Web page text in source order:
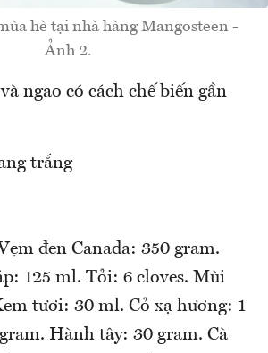
hè tại nhà hàng Mangosteen -
Ảnh 2.
ngao có cách chế biến gần
trắng
đen Canada: 350 gram.
125 ml. Tỏi: 6 cloves. Mùi
tươi: 30 ml. Cỏ xạ hương: 1
Hành tây: 30 gram. Cà